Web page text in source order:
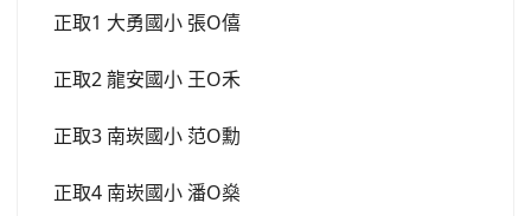
正取1 大勇國小 張O僖
正取2 龍安國小 王O禾
正取3 南崁國小 范O勳
正取4 南崁國小 潘O燊